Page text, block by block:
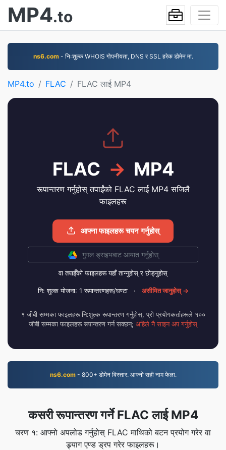
MP4.to
ns6.com- निःशुल्क WHOIS गोपनीयता, DNS र SSL हरेक डोमेन मा.
MP4.to FLAC FLAC लाई MP4
FLAC → MP4
रूपान्तरण गर्नुहोस् तपाईंको FLAC लाई MP4 सजिलै
फाइलहरू
आफ्ना फाइलहरू चयन गर्नुहोस्
गुगल ड्राइभबाट आयात गर्नुहोस्
वा तपाईँको फाइलहरू यहाँ तान्नुहोस् र छोड्नुहोस्
नि: शुल्क योजना: 1 रूपान्तरणहरू/घण्टा · असीमित जानुहोस् →
१ जीबी सम्मका फाइलहरू नि:शुल्क रूपान्तरण गर्नुहोस्, प्रो प्रयोगकर्ताहरूले १००
जीबी सम्मका फाइलहरू रूपान्तरण गर्न सक्छन्; अहिले नै साइन अप गर्नुहोस्
ns6.com- 800+ डोमेन विस्तार. आफ्नो सही नाम फेला.
कसरी रूपान्तरण गर्ने FLAC लाई MP4
चरण १: आफ्नो अपलोड गर्नुहोस् FLAC माथिको बटन प्रयोग गरेर वा
ड्र्याग एण्ड ड्रप गरेर फाइलहरू।